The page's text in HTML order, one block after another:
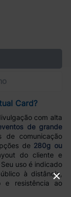
Card?
com alta
de grande
comunicação
de 280g ou
do cliente e
uso é indicado
à distância,
e resistência ao
×